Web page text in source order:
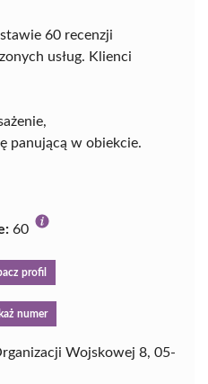
60 recenzji
usług. Klienci
panującą w obiekcie.
60
profil
numer
Wojskowej 8, 05-